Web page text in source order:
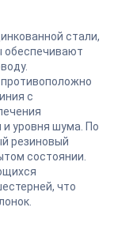
стали,
обеспечивают
с
уровня шума. По
резиновый
состоянии.
что